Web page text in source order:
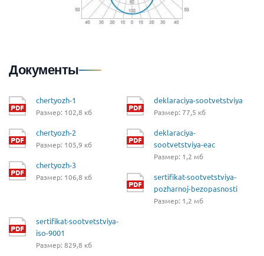
Документы
chertyozh-1
Размер: 102,8 кб
chertyozh-2
Размер: 105,9 кб
chertyozh-3
Размер: 106,8 кб
deklaraciya-sootvetstviya
Размер: 77,5 кб
deklaraciya-
sootvetstviya-eac
Размер: 1,2 мб
sertifikat-sootvetstviya-
pozharnoj-bezopasnosti
Размер: 1,2 мб
sertifikat-sootvetstviya-
iso-9001
Размер: 829,8 кб